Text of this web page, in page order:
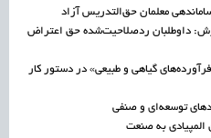
ساماندهی معلمان حق‌التدریس آزاد
داوطلبان ردصلاحیت‌شده حق اعتراض
گیاهی و طبیعی» در دستور کار
توسعه‌ای و صنفی
المپیادی به صنعت